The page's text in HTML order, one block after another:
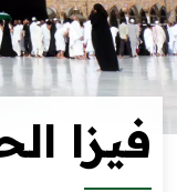
فيزا